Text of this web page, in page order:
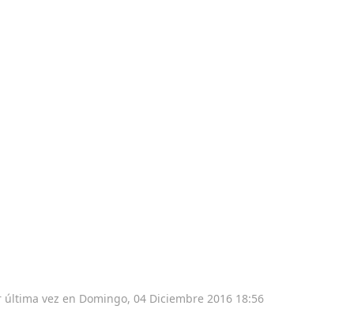
vez en Domingo, 04 Diciembre 2016 18:56